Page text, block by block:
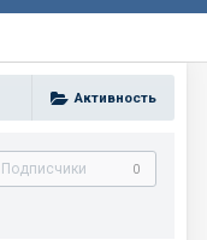
Активность
Подписчики 0